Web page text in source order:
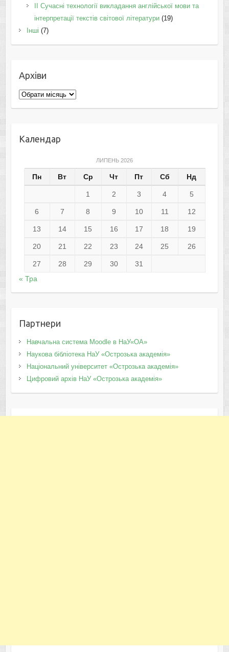
II Cучасні технології викладання англійської мови та
інтерпретації текстів світової літератури(19)
Інші (7)
Архіви
Архіви
Календар
ЛИПЕНЬ 2026
Пн Вт Ср Чт Пт Сб Нд
1 2 3 4 5
6 7 8 9 10 11 12
13 14 15 16 17 18 19
20 21 22 23 24 25 26
27 28 29 30
31
« Тра
Партнери
Навчальна система Moodle в НаУ«ОА»
Наукова бібліотека НаУ «Острозька академія»
Національний університет «Острозька академія»
Цифровий архів НаУ «Острозька академія»